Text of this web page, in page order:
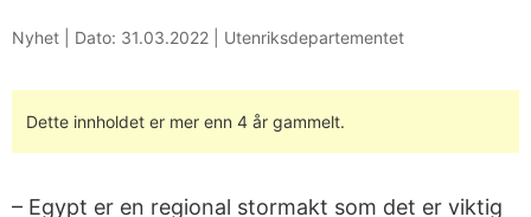
Nyhet | Dato: 31.03.2022 Utenriksdepartementet
Dette innholdet er mer enn 4 år gammelt.
– Egypt er en regional stormakt som det er viktig